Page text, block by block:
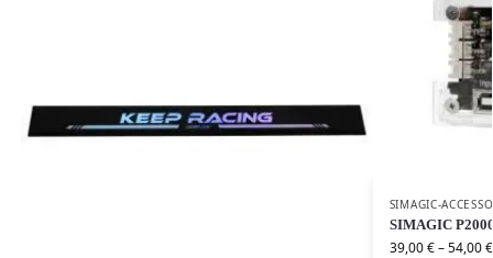
SIMAGIC-
SIMAGIC
39,00€–54,00€